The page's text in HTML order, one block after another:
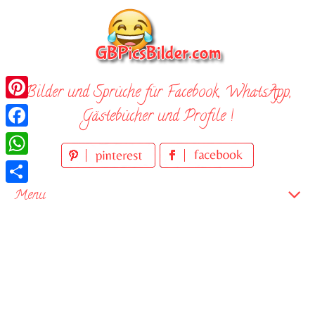
Bilder und Sprüche für Facebook, WhatsApp,
Gästebücher und Profile !
Menu
Pinterest
Facebook
WhatsApp
Teilen